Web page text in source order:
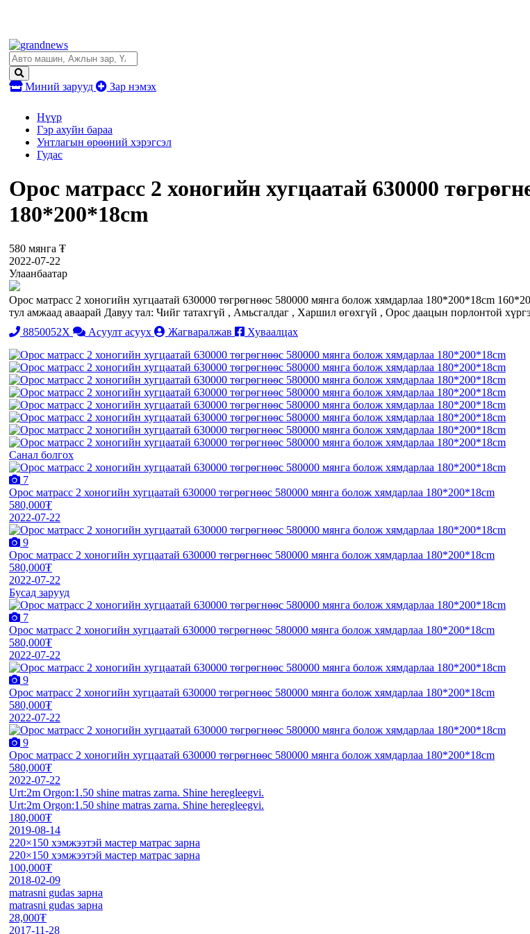
Миний зарууд Зар нэмэх
Нүүр
Гэр ахуйн бараа
Унтлагын өрөөний хэрэгсэл
Гудас
Орос матрасс 2 хоногийн хугцаатай 630000
180*200*18cm
580 мянга ₮
2022-07-22
Улаанбаатар
Орос матрасс 2 хоногийн хугцаатай 630000 тѳгрѳгнѳѳс 580000 мянга болож хямдарлаа 180*200*18cm
тул амжаад аваарай Давуу тал: Чийг татахгүй , Амьсгалдаг , Харшил өгөхгүй , Орос даацын порлонтой
8850052X
Асуулт асуух Жагваралжав Хуваалцах
Санал болгох
7
Орос матрасс 2 хоногийн хугцаатай 630000 тѳгрѳгнѳѳс 580000 мянга болож хямдарлаа 180*200*18cm
580,000₮
2022-07-22
9
Орос матрасс 2 хоногийн хугцаатай 630000 тѳгрѳгнѳѳс 580000 мянга болож хямдарлаа 180*200*18cm
580,000₮
2022-07-22
Бусад зарууд
7
Орос матрасс 2 хоногийн хугцаатай 630000 тѳгрѳгнѳѳс 580000 мянга болож хямдарлаа 180*200*18cm
580,000₮
2022-07-22
9
Орос матрасс 2 хоногийн хугцаатай 630000 тѳгрѳгнѳѳс 580000 мянга болож хямдарлаа 180*200*18cm
580,000₮
2022-07-22
9
Орос матрасс 2 хоногийн хугцаатай 630000 тѳгрѳгнѳѳс 580000 мянга болож хямдарлаа 180*200*18cm
580,000₮
2022-07-22
Urt:2m Orgon:1.50 shine matras zarna. Shine heregleegvi.
Urt:2m Orgon:1.50 shine matras zarna. Shine heregleegvi.
180,000₮
2019-08-14
220×150 хэмжээтэй мастер матрас зарна
220×150 хэмжээтэй мастер матрас зарна
100,000₮
2018-02-09
matrasni gudas зарна
matrasni gudas зарна
28,000₮
2017-11-28